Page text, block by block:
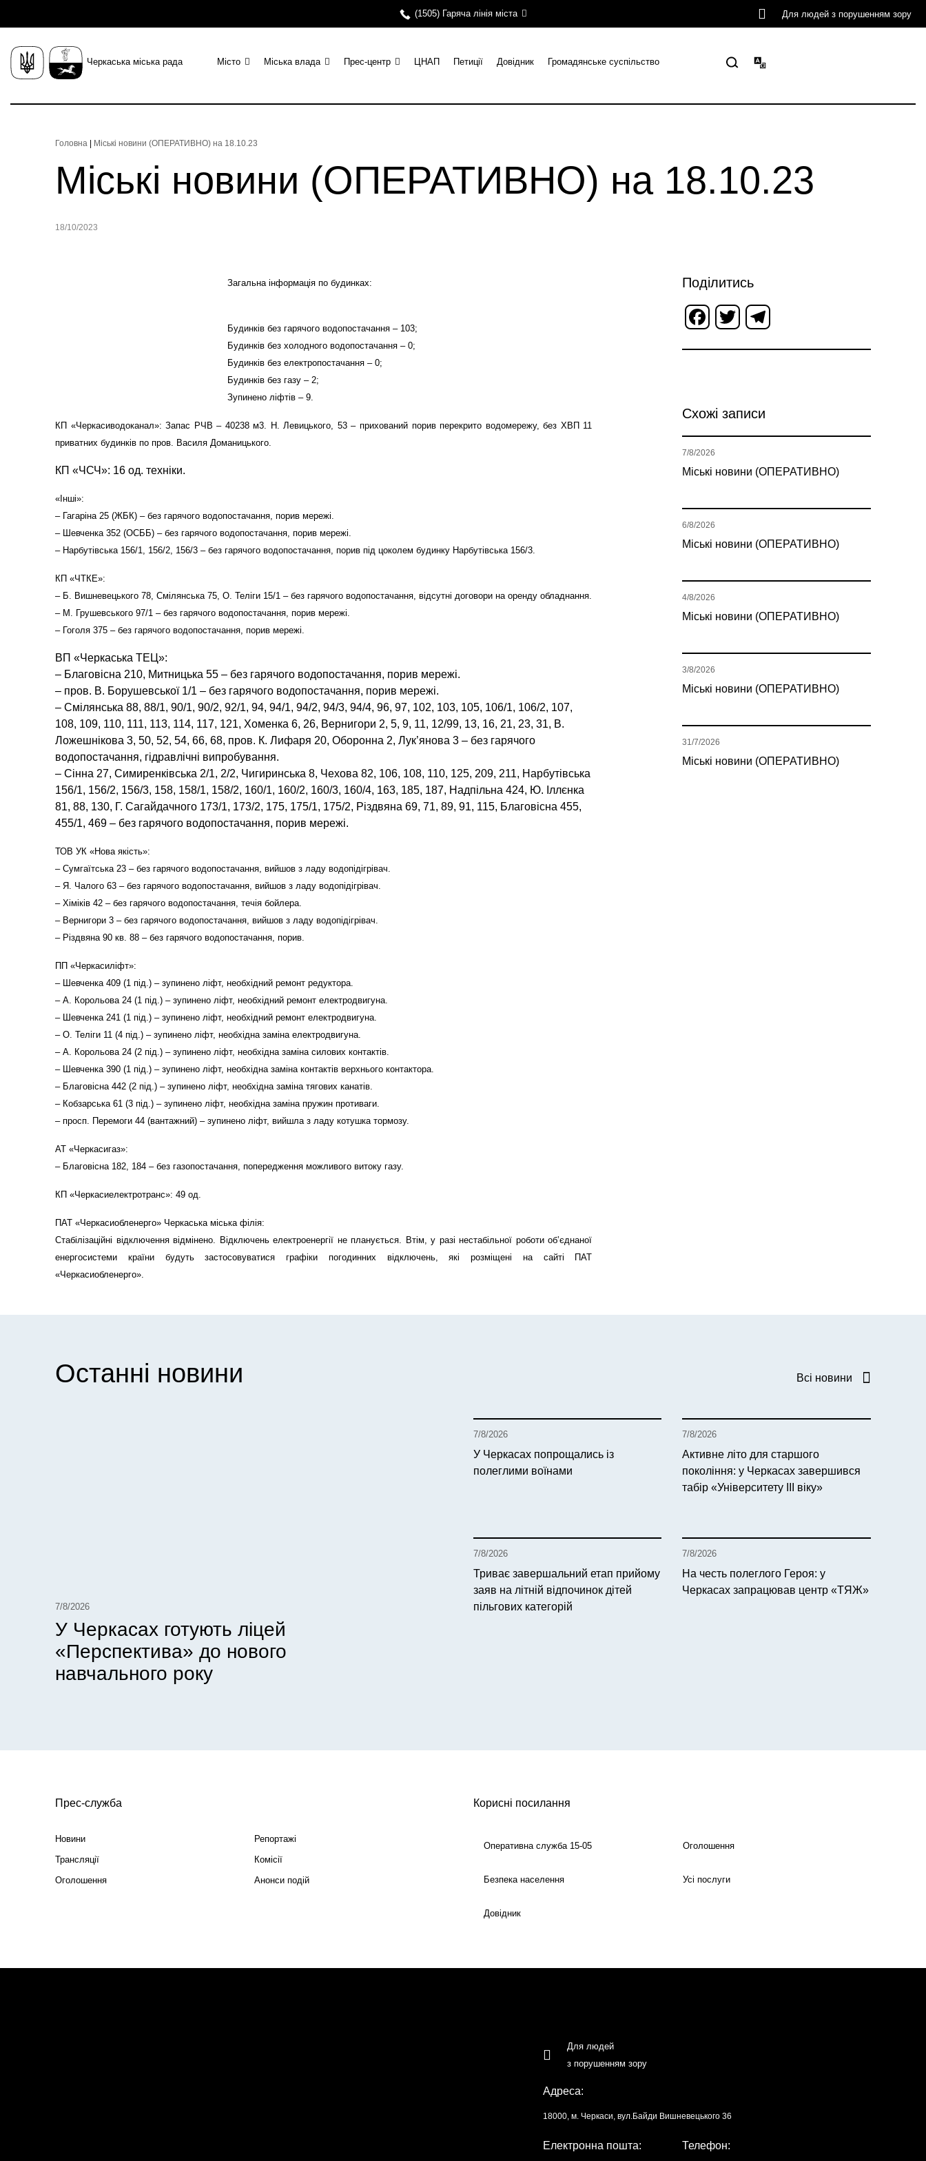
(1505) Гаряча лінія міста Для людей з порушенням зору
Черкаська міська рада Місто Міська влада Прес-центр ЦНАП Петиції Довідник Громадянське суспільство
Головна Міські новини (ОПЕРАТИВНО) на 18.10.23
Міські новини (ОПЕРАТИВНО) на 18.10.23
18/10/2023
Загальна інформація по будинках:
Будинків без гарячого водопостачання – 103;
Будинків без холодного водопостачання – 0;
Будинків без електропостачання – 0;
Будинків без газу – 2;
Зупинено ліфтів – 9.
КП «Черкасиводоканал»: Запас РЧВ – 40238 м3. Н. Левицького, 53 – прихований порив перекрито водомережу, без ХВП 11
приватних будинків по пров. Василя Доманицького.
КП «ЧСЧ»: 16 од. техніки.
«Інші»:
– Гагаріна 25 (ЖБК) – без гарячого водопостачання, порив мережі.
– Шевченка 352 (ОСББ) – без гарячого водопостачання, порив мережі.
– Нарбутівська 156/1, 156/2, 156/3 – без гарячого водопостачання, порив під цоколем будинку Нарбутівська 156/3.
КП «ЧТКЕ»:
– Б. Вишневецького 78, Смілянська 75, О. Теліги 15/1 – без гарячого водопостачання, відсутні договори на оренду обладнання.
– М. Грушевського 97/1 – без гарячого водопостачання, порив мережі.
– Гоголя 375 – без гарячого водопостачання, порив мережі.
ВП «Черкаська ТЕЦ»:
– Благовісна 210, Митницька 55 – без гарячого водопостачання, порив мережі.
– пров. В. Борушевської 1/1 – без гарячого водопостачання, порив мережі.
– Смілянська 88, 88/1, 90/1, 90/2, 92/1, 94, 94/1, 94/2, 94/3, 94/4, 96, 97, 102, 103, 105, 106/1, 106/2, 107,
108, 109, 110, 111, 113, 114, 117, 121, Хоменка 6, 26, Вернигори 2, 5, 9, 11, 12/99, 13, 16, 21, 23, 31, В.
Ложешнікова 3, 50, 52, 54, 66, 68, пров. К. Лифаря 20, Оборонна 2, Лук’янова 3 – без гарячого
водопостачання, гідравлічні випробування.
– Сінна 27, Симиренківська 2/1, 2/2, Чигиринська 8, Чехова 82, 106, 108, 110, 125, 209, 211, Нарбутівська
156/1, 156/2, 156/3, 158, 158/1, 158/2, 160/1, 160/2, 160/3, 160/4, 163, 185, 187, Надпільна 424, Ю. Іллєнка
81, 88, 130, Г. Сагайдачного 173/1, 173/2, 175, 175/1, 175/2, Різдвяна 69, 71, 89, 91, 115, Благовісна 455,
455/1, 469 – без гарячого водопостачання, порив мережі.
ТОВ УК «Нова якість»:
– Сумгаїтська 23 – без гарячого водопостачання, вийшов з ладу водопідігрівач.
– Я. Чалого 63 – без гарячого водопостачання, вийшов з ладу водопідігрівач.
– Хіміків 42 – без гарячого водопостачання, течія бойлера.
– Вернигори 3 – без гарячого водопостачання, вийшов з ладу водопідігрівач.
– Різдвяна 90 кв. 88 – без гарячого водопостачання, порив.
ПП «Черкасиліфт»:
– Шевченка 409 (1 під.) – зупинено ліфт, необхідний ремонт редуктора.
– А. Корольова 24 (1 під.) – зупинено ліфт, необхідний ремонт електродвигуна.
– Шевченка 241 (1 під.) – зупинено ліфт, необхідний ремонт електродвигуна.
– О. Теліги 11 (4 під.) – зупинено ліфт, необхідна заміна електродвигуна.
– А. Корольова 24 (2 під.) – зупинено ліфт, необхідна заміна силових контактів.
– Шевченка 390 (1 під.) – зупинено ліфт, необхідна заміна контактів верхнього контактора.
– Благовісна 442 (2 під.) – зупинено ліфт, необхідна заміна тягових канатів.
– Кобзарська 61 (3 під.) – зупинено ліфт, необхідна заміна пружин противаги.
– просп. Перемоги 44 (вантажний) – зупинено ліфт, вийшла з ладу котушка тормозу.
АТ «Черкасигаз»:
– Благовісна 182, 184 – без газопостачання, попередження можливого витоку газу.
КП «Черкасиелектротранс»: 49 од.
ПАТ «Черкасиобленерго» Черкаська міська філія:
Стабілізаційні відключення відмінено. Відключень електроенергії не планується. Втім, у разі нестабільної роботи об’єднаної
енергосистеми країни будуть застосовуватися графіки погодинних відключень, які розміщені на сайті ПАТ
«Черкасиобленерго».
Поділитись
Facebook
Twitter
Схожі записи
Міські новини (ОПЕРАТИВНО)
7/8/2026
Міські новини (ОПЕРАТИВНО)
6/8/2026
Міські новини (ОПЕРАТИВНО)
4/8/2026
Міські новини (ОПЕРАТИВНО)
3/8/2026
Міські новини (ОПЕРАТИВНО)
31/7/2026
Останні новини Всі новини
7/8/2026
У Черкасах готують ліцей
«Перспектива» до нового
навчального року
7/8/2026
У Черкасах попрощались із
полеглими воїнами
7/8/2026
Активне літо для старшого
покоління: у Черкасах завершився
табір «Університету ІІІ віку»
7/8/2026
Триває завершальний етап прийому
заяв на літній відпочинок дітей
пільгових категорій
7/8/2026
На честь полеглого Героя: у
Черкасах запрацював центр «ТЯЖ»
Прес-служба
Новини
Репортажі
Трансляції
Комісії
Оголошення
Анонси подій
Корисні посилання
Оперативна служба 15-05 Оголошення
Безпека населення Усі послуги
Довідник
Для людей
з порушенням зору
Адреса:
18000, м. Черкаси, вул.Байди Вишневецького 36
Електронна пошта: Телефон: